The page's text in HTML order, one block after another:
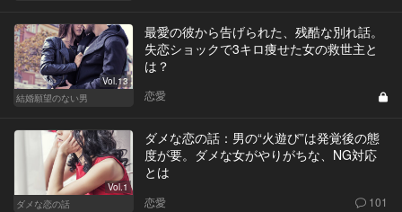
Vol.13
結婚願望のない男
最愛の彼から告げられた、残酷な別れ話。
失恋ショックで3キロ痩せた女の救世主と
は？
恋愛
Vol.1
ダメな恋の話
ダメな恋の話：男の“火遊び”は発覚後の態
度が要。ダメな女がやりがちな、NG対応
とは
恋愛 101